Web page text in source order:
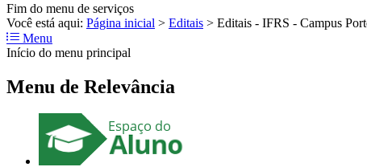
Fim do menu de serviços
Você está aqui: Página inicial > Editais > Editais - IFRS - Campus
Menu
Início do menu principal
Menu de Relevância